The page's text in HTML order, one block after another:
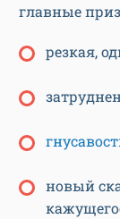
главные
резкая,
новый